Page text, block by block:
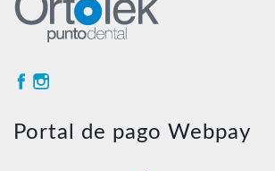
Portal de pago Webpay